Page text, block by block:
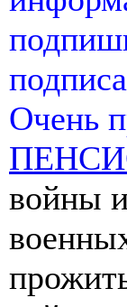
Очень
войны